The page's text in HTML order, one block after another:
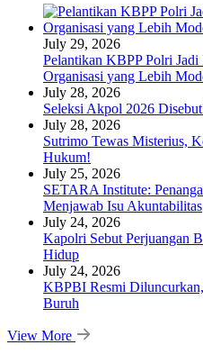
July 29, 2026
Pelantikan KBPP Polri
Organisasi yang Lebih
July 28, 2026
Seleksi Akpol 2026
July 28, 2026
Sutrimo Tewas Misterius,
Hukum!
July 25, 2026
SETARA Institute:
Menjawab Isu Akuntabilitas
July 24, 2026
Kapolri Sebut Perjuangan
Hidup
July 24, 2026
KBPBI Resmi
Buruh
View More